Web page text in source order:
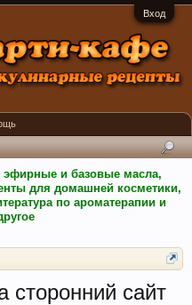
Вход
эфирные и базовые масла,
для домашней косметики,
по ароматерапии и
сторонний сайт